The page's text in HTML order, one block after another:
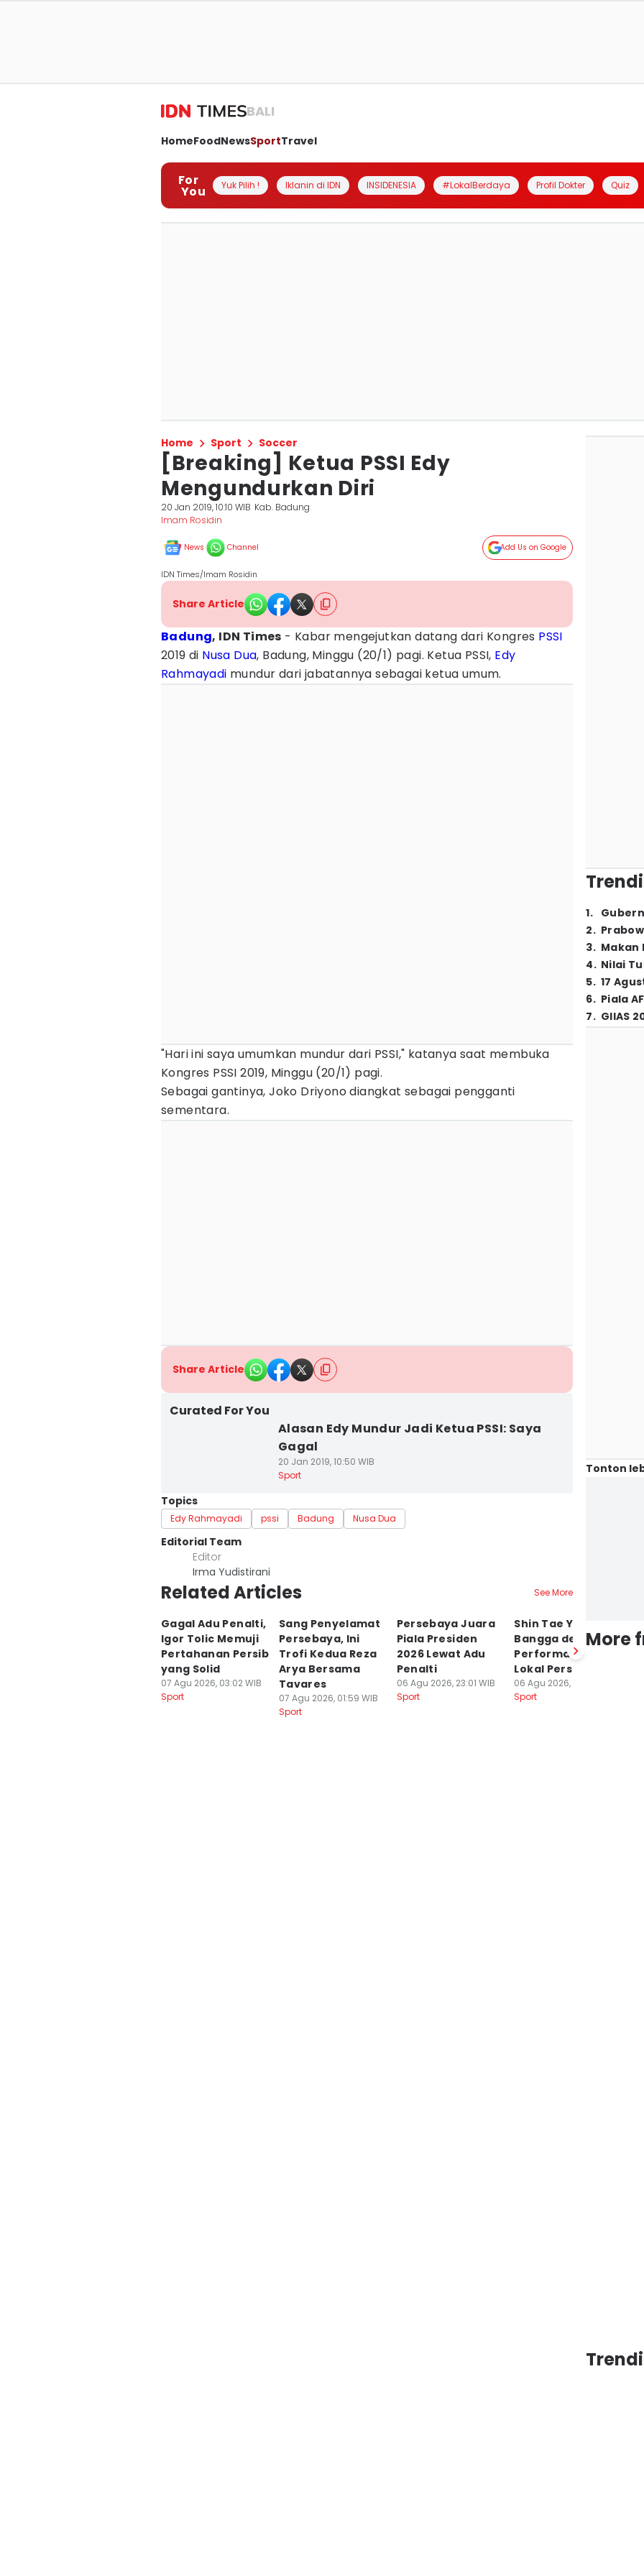
BALI
HomeFoodNewsSportTravel
For
You Yuk Pilih ! Iklanin di IDN INSIDENESIA #LokalBerdaya Profil Dokter Quiz
Home Sport Soccer
[Breaking] Ketua PSSI Edy
Mengundurkan Diri
20 Jan 2019, 10:10 WIB Kab. Badung
Imam Rosidin
News Channel Add Us on Google
IDN Times/Imam Rosidin
Share Article
Badung, IDN Times - Kabar mengejutkan datang dari Kongres PSSI
2019 di Nusa Dua, Badung, Minggu (20/1) pagi. Ketua PSSI, Edy
Rahmayadi mundur dari jabatannya sebagai ketua umum.
"Hari ini saya umumkan mundur dari PSSI," katanya saat membuka
Kongres PSSI 2019, Minggu (20/1) pagi.
Sebagai gantinya, Joko Driyono diangkat sebagai pengganti
sementara.
Share Article
Curated For You
Alasan Edy Mundur Jadi Ketua PSSI: Saya
Gagal
20 Jan 2019, 10:50 WIB
Sport
Topics
Edy Rahmayadi pssi Badung Nusa Dua
Editorial Team
Editor
Irma Yudistirani
Related Articles See More
Gagal Adu Penalti,
Igor Tolic Memuji
Pertahanan Persib
yang Solid
07 Agu 2026, 03:02 WIB
Sport
Sang Penyelamat
Persebaya, Ini
Trofi Kedua Reza
Arya Bersama
Tavares
07 Agu 2026, 01:59 WIB
Sport
Persebaya Juara
Piala Presiden
2026 Lewat Adu
Penalti
06 Agu 2026, 23:01 WIB
Sport
Shin Tae Yong
Bangga dengan
Performa Pemain
Lokal Persija
06 Agu 2026, 20:57 WIB
Sport
1.
2.
3. Makan
4. Nilai
5. 17
6. Piala
7. GIIAS
Tonton
More